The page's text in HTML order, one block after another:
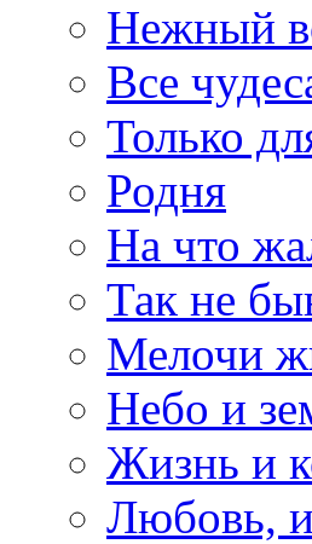
Нежный
Все
Только
Родня
На что
Так не
Мелочи
Небо и
Жизнь и
Любовь,